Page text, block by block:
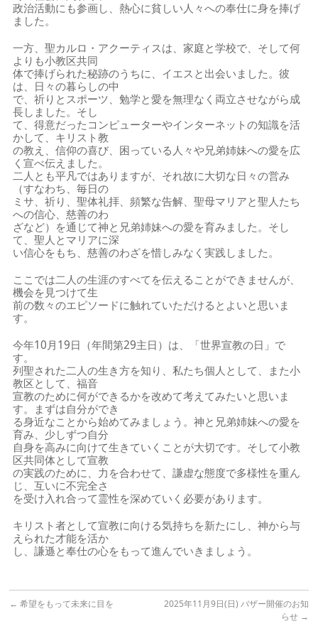
政治活動にも参画し、熱心に貧しい人々への奉仕に身を捧げ
ました。
一方、聖カルロ・アクーティスは、家庭と学校で、そして何
よりも小教区共同
体で捧げられた秘跡のうちに、イエスと出会いました。彼
は、日々の暮らしの中
で、祈りとスポーツ、勉学と愛を無理なく両立させながら成
長しました。そし
て、得意だったコンピューターやインターネットの知識を活
かして、キリスト教
の教え、信仰の喜び、困っている人々や兄弟姉妹への愛を広
く宣べ伝えました。
二人とも平凡ではありますが、それ故に大切な日々の営み
（すなわち、毎日の
ミサ、祈り、聖体礼拝、頻繁な告解、聖母マリアと聖人たち
への信心、慈善のわ
ざなど）を通じて神と兄弟姉妹への愛を育みました。そし
て、聖人とマリアに深
い信心をもち、慈善のわざを惜しみなく実践しました。
ここでは二人の生涯のすべてを伝えることができませんが、
機会を見つけて生
前の数々のエピソードに触れていただけるとよいと思いま
す。
今年10月19日（年間第29主日）は、「世界宣教の日」で
す。
列聖された二人の生き方を知り、私たち個人として、また小
教区として、福音
宣教のために何ができるかを改めて考えてみたいと思いま
す。まずは自分ができ
る身近なことから始めてみましょう。神と兄弟姉妹への愛を
育み、少しずつ自分
自身を高みに向けて生きていくことが大切です。そして小教
区共同体として宣教
の実践のために、力を合わせて、謙虚な態度で多様性を重ん
じ、互いに不完全さ
を受け入れ合って霊性を深めていく必要があります。
キリスト者として宣教に向ける気持ちを新たにし、神から与
えられた才能を活か
し、謙遜と奉仕の心をもって進んでいきましょう。
← 希望をもって未来に目を
2025年11月9日(日) バザー開催のお知
らせ →